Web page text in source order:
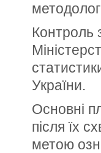
Контроль
України.
Основні
після їх
метою